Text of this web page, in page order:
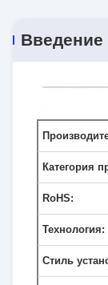
Введение
Категория
RoHS:
Технология:
Стиль